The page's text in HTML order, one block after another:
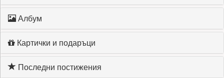
Албум
Картички и подаръци
Последни постижения